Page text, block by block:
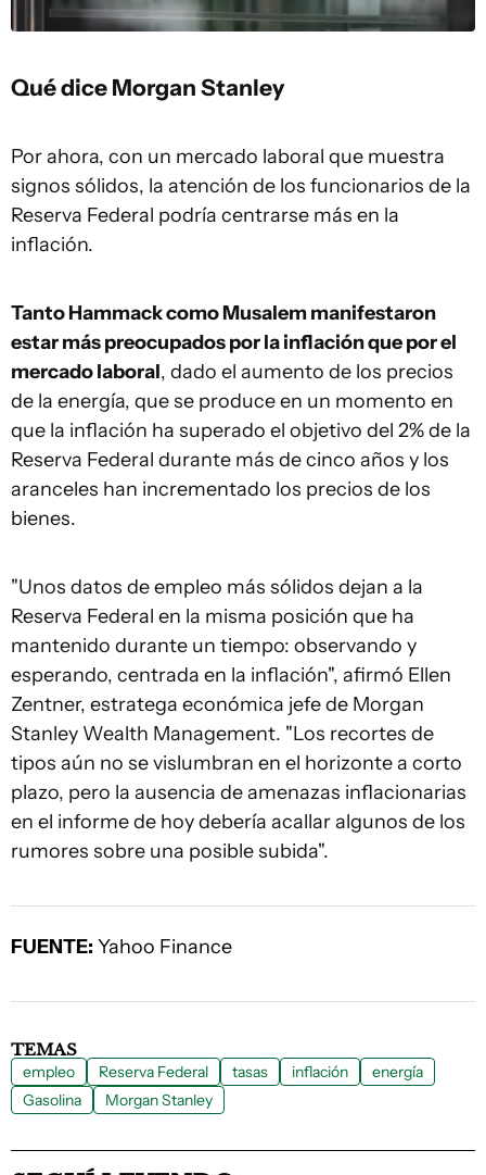
Qué dice Morgan Stanley
Por ahora, con un mercado laboral que muestra
signos sólidos, la atención de los funcionarios de la
Reserva Federal podría centrarse más en la
inflación.
Tanto Hammack como Musalem manifestaron
estar más preocupados por la inflación que por el
mercado laboral, dado el aumento de los precios
de la energía, que se produce en un momento en
que la inflación ha superado el objetivo del 2% de la
Reserva Federal durante más de cinco años y los
aranceles han incrementado los precios de los
bienes.
"Unos datos de empleo más sólidos dejan a la
Reserva Federal en la misma posición que ha
mantenido durante un tiempo: observando y
esperando, centrada en la inflación", afirmó Ellen
Zentner, estratega económica jefe de Morgan
Stanley Wealth Management. "Los recortes de
tipos aún no se vislumbran en el horizonte a corto
plazo, pero la ausencia de amenazas inflacionarias
en el informe de hoy debería acallar algunos de los
rumores sobre una posible subida".
FUENTE: Yahoo Finance
TEMAS
empleo Reserva Federal tasas inflación
energía
Gasolina
Morgan Stanley